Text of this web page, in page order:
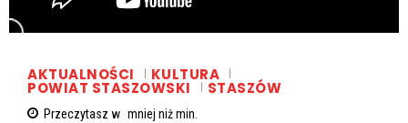
AKTUALNOŚCI KULTURA
POWIAT STASZOWSKI STASZÓW
Przeczytasz w mniej niżmin.